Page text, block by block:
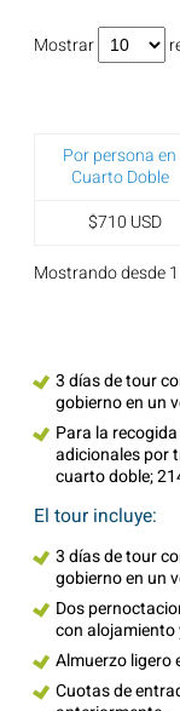
Mostrar
Por persona en
Cuarto Doble
$710 USD
Mostrando desde
3 días de tour
gobierno en un
Para la
adicionales por
cuarto doble;
El tour incluye:
3 días de tour
gobierno en un
Dos
con alojamiento
Almuerzo ligero
Cuotas de